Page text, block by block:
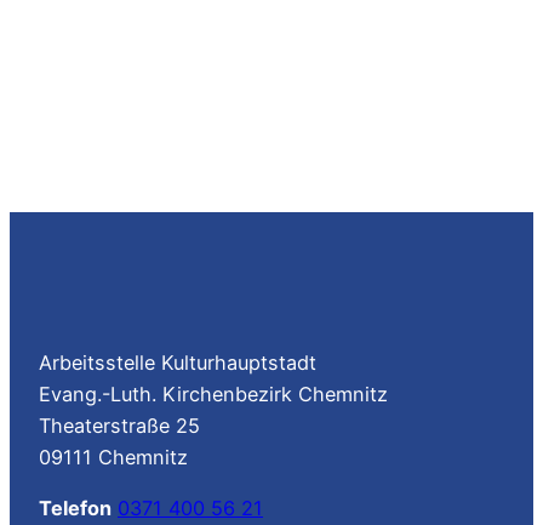
Arbeitsstelle Kulturhauptstadt
Evang.-Luth. Kirchenbezirk Chemnitz
Theaterstraße 25
09111 Chemnitz
Telefon 0371 400 56 21